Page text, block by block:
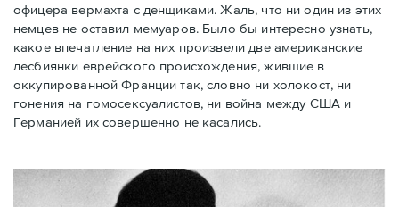
офицера вермахта с денщиками. Жаль, что ни один из этих
немцев не оставил мемуаров. Было бы интересно узнать,
какое впечатление на них произвели две американские
лесбиянки еврейского происхождения, жившие в
оккупированной Франции так, словно ни холокост, ни
гонения на гомосексуалистов, ни война между США и
Германией их совершенно не касались.